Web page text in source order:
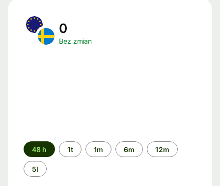
0
Bez zmian
Przedział
czasu
48 h 1t 1m 6m 12m
5l